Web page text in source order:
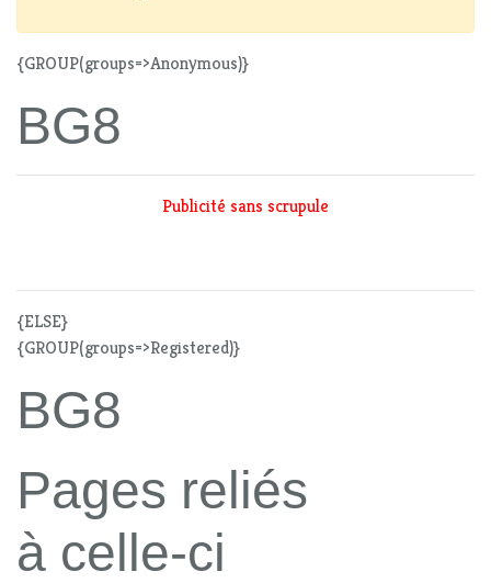
{GROUP(groups=>Anonymous)}
BG8
Publicité sans scrupule
{ELSE}
{GROUP(groups=>Registered)}
BG8
Pages reliés
à celle-ci